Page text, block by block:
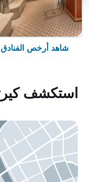
شاهد أرخص
استكشف